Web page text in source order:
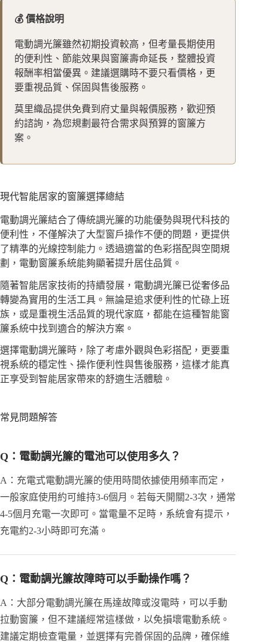
💰 價格說明
電動調光簾雖然初期投資較高，但考量長期使用
的便利性、節能效果與窗簾壽命延長，整體投資
報酬率相當優異。建議選購時不要只看價格，更
要重視品質、保固與售後服務。
莫里織品提供免費到府丈量與報價服務，歡迎預
約諮詢，為您規劃最符合需求與預算的窗簾方
案。
現代智能居家的窗簾選擇總結
電動調光簾結合了傳統調光簾的功能優勢與現代科技的
便利性，不僅解決了大型窗戶操作不便的問題，更提供
了精準的光線控制能力。透過適當的色彩搭配與空間規
劃，電動窗簾系統能夠顯著提升居住品質。
隨著智能居家技術的持續發展，電動調光簾已從奢侈品
轉變為實用的生活工具。無論是追求便利性的忙碌上班
族，或是重視生活品質的現代家庭，都能在這種智能窗
簾系統中找到適合的解決方案。
選擇電動調光簾時，除了考慮外觀與色彩搭配，更要重
視系統的穩定性、操作便利性與售後服務，這樣才能真
正享受到智能居家帶來的舒適生活體驗。
常見問題解答
Q：電動調光簾的電池可以使用多久？
A：充電式電動調光簾的使用時間依據使用頻率而定，
一般家庭使用約可維持3-6個月。若每天開關2-3次，通常
4-5個月充電一次即可。當電量不足時，系統會有提示，
充電約2-3小時即可充滿。
Q：電動調光簾故障時可以手動操作嗎？
A：大部分電動調光簾在馬達故障或沒電時，可以手動
拉動窗簾，但不建議經常這樣做，以免損壞電動系統。
建議定期檢查電量，並選擇有完善保固的品牌，確保維